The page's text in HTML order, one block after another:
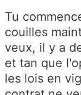
Tu
couilles
veux, il y a
et tan que
les lois en